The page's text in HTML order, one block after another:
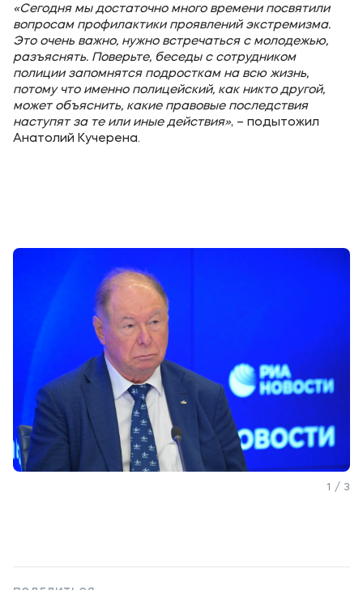
«Сегодня мы достаточно много времени посвятили
вопросам профилактики проявлений экстремизма.
Это очень важно, нужно встречаться с молодежью,
разъяснять. Поверьте, беседы с сотрудником
полиции запомнятся подросткам на всю жизнь,
потому что именно полицейский, как никто другой,
может объяснить, какие правовые последствия
наступят за те или иные действия», – подытожил
Анатолий Кучерена.
1 / 3